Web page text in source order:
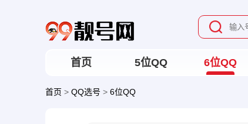
首页 5位QQ 6位QQ
首页 > QQ选号 > 6位QQ